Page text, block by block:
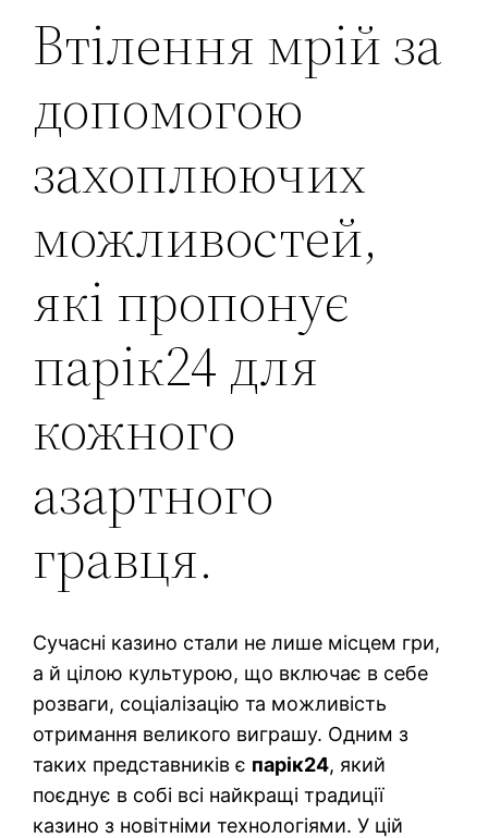
Втілення мрій за
допомогою
захоплюючих
можливостей,
які пропонує
парік24 для
кожного
азартного
гравця.
Сучасні казино стали не лише місцем гри,
а й цілою культурою, що включає в себе
розваги, соціалізацію та можливість
отримання великого виграшу. Одним з
таких представників є парік24, який
поєднує в собі всі найкращі традиції
казино з новітніми технологіями. У цій